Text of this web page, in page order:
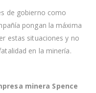
de gobierno como
pongan la máxima
estas situaciones y no
en la minería.
minera Spence